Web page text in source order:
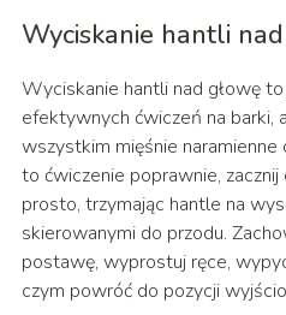
Wyciskanie hantli
Wyciskanie hantli nad głowę
efektywnych ćwiczeń na barki,
wszystkim mięśnie
to ćwiczenie poprawnie,
prosto, trzymając hantle na
skierowanymi do przodu.
postawę, wyprostuj ręce,
czym powróć do pozycji